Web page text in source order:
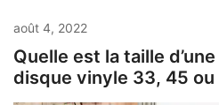
août 4, 2022
Quelle est la taille
disque vinyle 33, 45 ou